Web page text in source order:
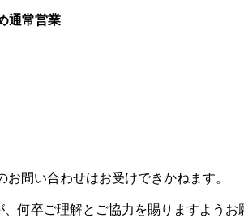
通常営業
問い合わせはお受けできかねます。
何卒ご理解とご協力を賜りますようお